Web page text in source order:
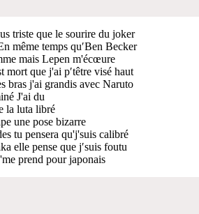
triste que le sourire du joker
même temps qu′Ben Becker
mais Lepen m'écœure
mort que j'ai p′têtre visé haut
bras j'ai grandis avec Naruto
J'ai du
la luta libré
une pose bizarre
tu pensera qu'j'suis calibré
elle pense que j′suis foutu
prend pour japonais